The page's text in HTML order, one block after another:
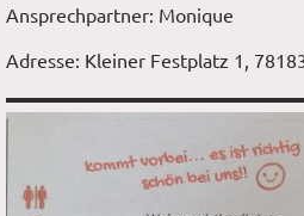
Ansprechpartner: Monique
Adresse: Kleiner Festplatz 1,